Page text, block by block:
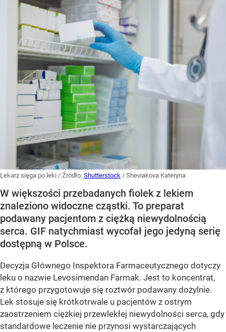
Lekarz sięga po leki / Źródło: Shutterstock / Sheviakova Kateryna
W większości przebadanych fiolek z lekiem
znaleziono widoczne cząstki. To preparat
podawany pacjentom z ciężką niewydolnością
serca. GIF natychmiast wycofał jego jedyną serię
dostępną w Polsce.
Decyzja Głównego Inspektora Farmaceutycznego dotyczy
leku o nazwie Levosimendan Farmak. Jest to koncentrat,
z którego przygotowuje się roztwór podawany dożylnie.
Lek stosuje się krótkotrwale u pacjentów z ostrym
zaostrzeniem ciężkiej przewlekłej niewydolności serca, gdy
standardowe leczenie nie przynosi wystarczających